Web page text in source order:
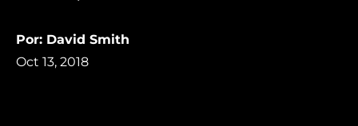
Por: David Smith
Oct 13, 2018